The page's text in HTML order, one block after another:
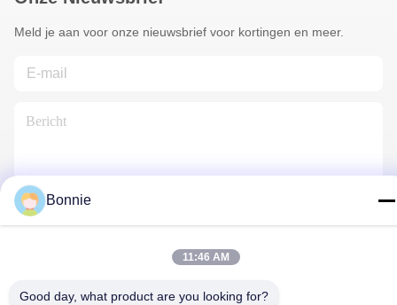
Meld je aan voor onze nieuwsbrief voor kortingen en meer.
Contacteer Ons
Privacybeleid|Sitemap| De Goede Kwaliteit van China de
Bonnie
11:46 AM
Good day, what product are you looking for?